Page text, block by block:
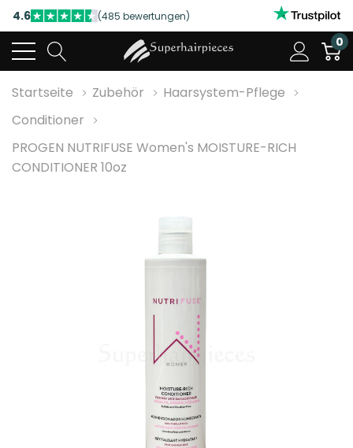
4.6 (485 bewertungen)
NUTZEN SIE UNSERE WILLKOMMENSRABATTE
4.6
(485 bewertungen)
0
Startseite Zubehör
Haarsystem-Pflege
Conditioner
PROGEN NUTRIFUSE Women's MOISTURE-RICH
CONDITIONER 10oz